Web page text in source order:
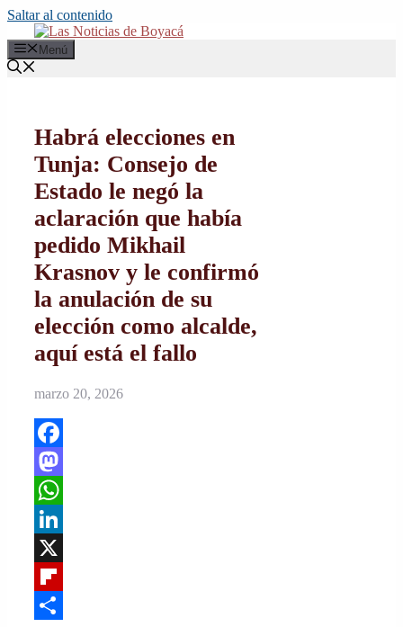
Saltar al contenido
Menú
Habrá elecciones en
Tunja: Consejo de
Estado le negó la
aclaración que había
pedido Mikhail
Krasnov y le confirmó
la anulación de su
elección como alcalde,
aquí está el fallo
marzo 20, 2026
Facebook
Mastodon
WhatsApp
LinkedIn
Flipboard